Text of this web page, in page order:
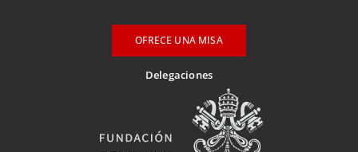
OFRECE UNA MISA
Delegaciones